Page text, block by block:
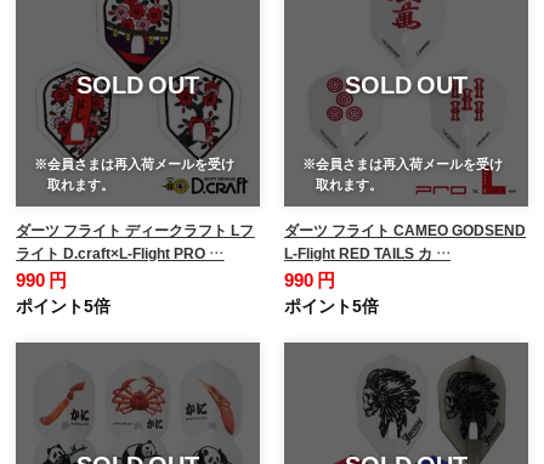
SOLD OUT
※会員さまは再入荷メールを受け
取れます。
ダーツ フライト ディークラフト Lフ
ライト D.craft×L-Flight PRO …
990 円
ポイント5倍
SOLD OUT
※会員さまは再入荷メールを受け
取れます。
ダーツ フライト CAMEO GODSEND
L-Flight RED TAILS カ …
990 円
ポイント5倍